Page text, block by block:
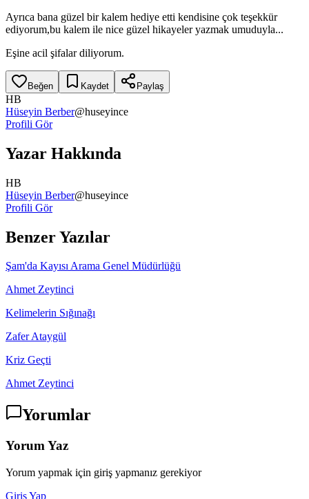
Ayrıca bana güzel bir kalem hediye etti kendisine çok teşekkür
ediyorum,bu kalem ile nice güzel hikayeler yazmak umuduyla...
Eşine acil şifalar diliyorum.
Beğen Kaydet Paylaş
HB
Hüseyin Berber@huseyince
Profili Gör
Yazar Hakkında
HB
Hüseyin Berber@huseyince
Profili Gör
Benzer Yazılar
Şam'da Kayısı Arama Genel Müdürlüğü
Ahmet Zeytinci
Kelimelerin Sığınağı
Zafer Ataygül
Kriz Geçti
Ahmet Zeytinci
Yorumlar
Yorum Yaz
Yorum yapmak için giriş yapmanız gerekiyor
Giriş Yap